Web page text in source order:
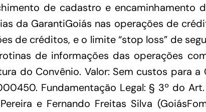
de cadastro e encaminhamento
da GarantiGoiás nas operações de
de créditos, e o limite “stop loss” de
de informações das operações
do Convênio. Valor: Sem custos para
Fundamentação Legal: § 3º do
e Fernando Freitas Silva